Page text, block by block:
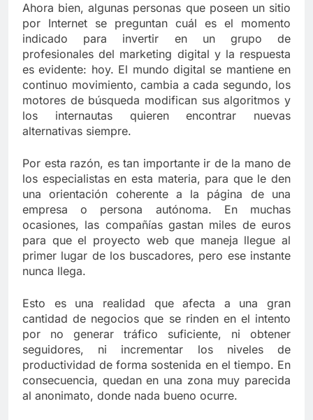
Ahora bien, algunas personas que poseen un sitio
por Internet se preguntan cuál es el momento
indicado para invertir en un grupo de
profesionales del marketing digital y la respuesta
es evidente: hoy. El mundo digital se mantiene en
continuo movimiento, cambia a cada segundo, los
motores de búsqueda modifican sus algoritmos y
los internautas quieren encontrar nuevas
alternativas siempre.
Por esta razón, es tan importante ir de la mano de
los especialistas en esta materia, para que le den
una orientación coherente a la página de una
empresa o persona autónoma. En muchas
ocasiones, las compañías gastan miles de euros
para que el proyecto web que maneja llegue al
primer lugar de los buscadores, pero ese instante
nunca llega.
Esto es una realidad que afecta a una gran
cantidad de negocios que se rinden en el intento
por no generar tráfico suficiente, ni obtener
seguidores, ni incrementar los niveles de
productividad de forma sostenida en el tiempo. En
consecuencia, quedan en una zona muy parecida
al anonimato, donde nada bueno ocurre.